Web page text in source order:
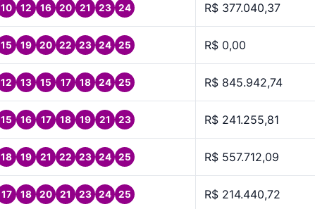
10 12 16 20 21 23 24 R$ 377.040,37
15 19 20 22 23 24 25 R$ 0,00
12 13 15 17 18 24 25 R$ 845.942,74
15 16 17 18 19 21 23 R$ 241.255,81
18 19 21 22 23 24 25 R$ 557.712,09
17 18 20 21 23 24 25 R$ 214.440,72